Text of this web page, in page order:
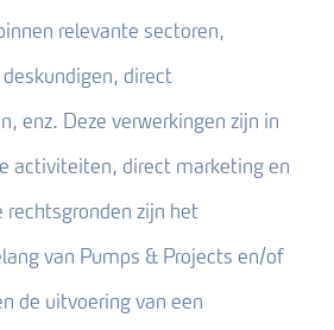
relevante sectoren,
direct
enz. Deze verwerkingen zijn in
activiteiten, direct marketing en
zijn het
van Pumps & Projects en/of
de uitvoering van een